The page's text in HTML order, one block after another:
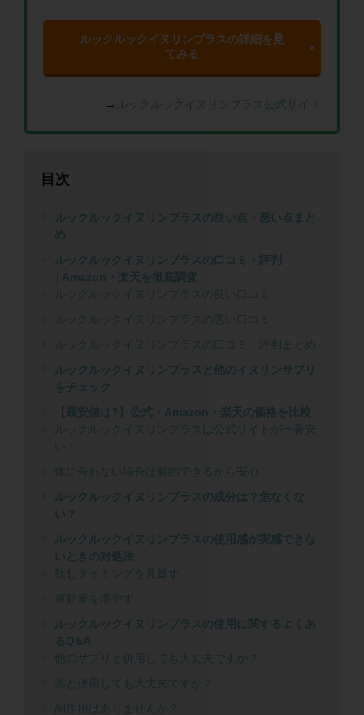
ルックルックイヌリンプラスの詳細を見
てみる
→ ルックルックイヌリンプラス公式サイト
目次
ルックルックイヌリンプラスの良い点・悪い点まと
め
ルックルックイヌリンプラスの口コミ・評判
│Amazon・楽天を徹底調査
ルックルックイヌリンプラスの良い口コミ
ルックルックイヌリンプラスの悪い口コミ
ルックルックイヌリンプラスの口コミ・評判まとめ
ルックルックイヌリンプラスと他のイヌリンサプリ
をチェック
【最安値は?】公式・Amazon・楽天の価格を比較
ルックルックイヌリンプラスは公式サイトが一番安
い！
体に合わない場合は解約できるから安心
ルックルックイヌリンプラスの成分は？危なくな
い？
ルックルックイヌリンプラスの使用感が実感できな
いときの対処法
飲むタイミングを見直す
運動量を増やす
ルックルックイヌリンプラスの使用に関するよくあ
るQ&A
他のサプリと併用しても大丈夫ですか？
薬と併用しても大丈夫ですか？
副作用はありませんか？